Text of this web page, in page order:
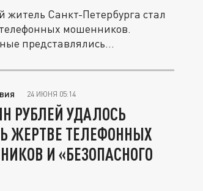
житель Санкт-Петербурга стал
мошенников.
представлялись
24 ИЮНЯ 05:14
РУБЛЕЙ УДАЛОСЬ
ЖЕРТВЕ ТЕЛЕФОННЫХ
И «БЕЗОПАСНОГО